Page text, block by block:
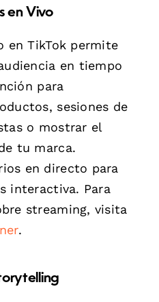
en Vivo
en TikTok permite
en tiempo
para
sesiones de
o mostrar el
tu marca.
en directo para
interactiva. Para
streaming, visita
.